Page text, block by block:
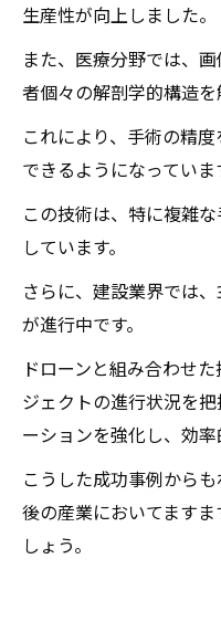
生産性が向上しました。
また、医療分野では、
者個々の解剖学的構造を
これにより、手術の精
できるようになっていま
この技術は、特に複雑
しています。
さらに、建設業界では
が進行中です。
ドローンと組み合わせ
ジェクトの進行状況を
ーションを強化し、効率
こうした成功事例から
後の産業においてます
しょう。